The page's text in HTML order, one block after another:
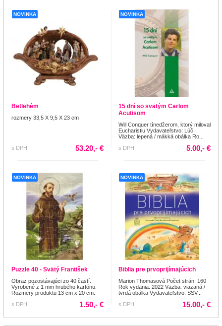
NOVINKA
Betlehém
rozmery 33,5 X 9,5 X 23 cm
s DPH 53.20,- €
NOVINKA
15 dní so svätým Carlom
Acutisom
Will Conquer tínedžerom, ktorý miloval
Eucharistiu Vydavateľstvo: Lúč
Väzba: lepená / mäkká obálka Ro...
s DPH
5.00,- €
NOVINKA
Puzzle 40 - Svätý František
Obraz pozostávajúci zo 40 častí.
Vyrobené z 1 mm hrubého kartónu.
Rozmery produktu 13 cm x 20 cm.
s DPH
1.50,- €
NOVINKA
Biblia pre prvoprijímajúcich
Marion Thomasová Počet strán: 160
Rok vydania: 2022 Väzba: viazaná /
tvrdá obálka Vydavateľstvo: SSV...
s DPH
15.00,- €